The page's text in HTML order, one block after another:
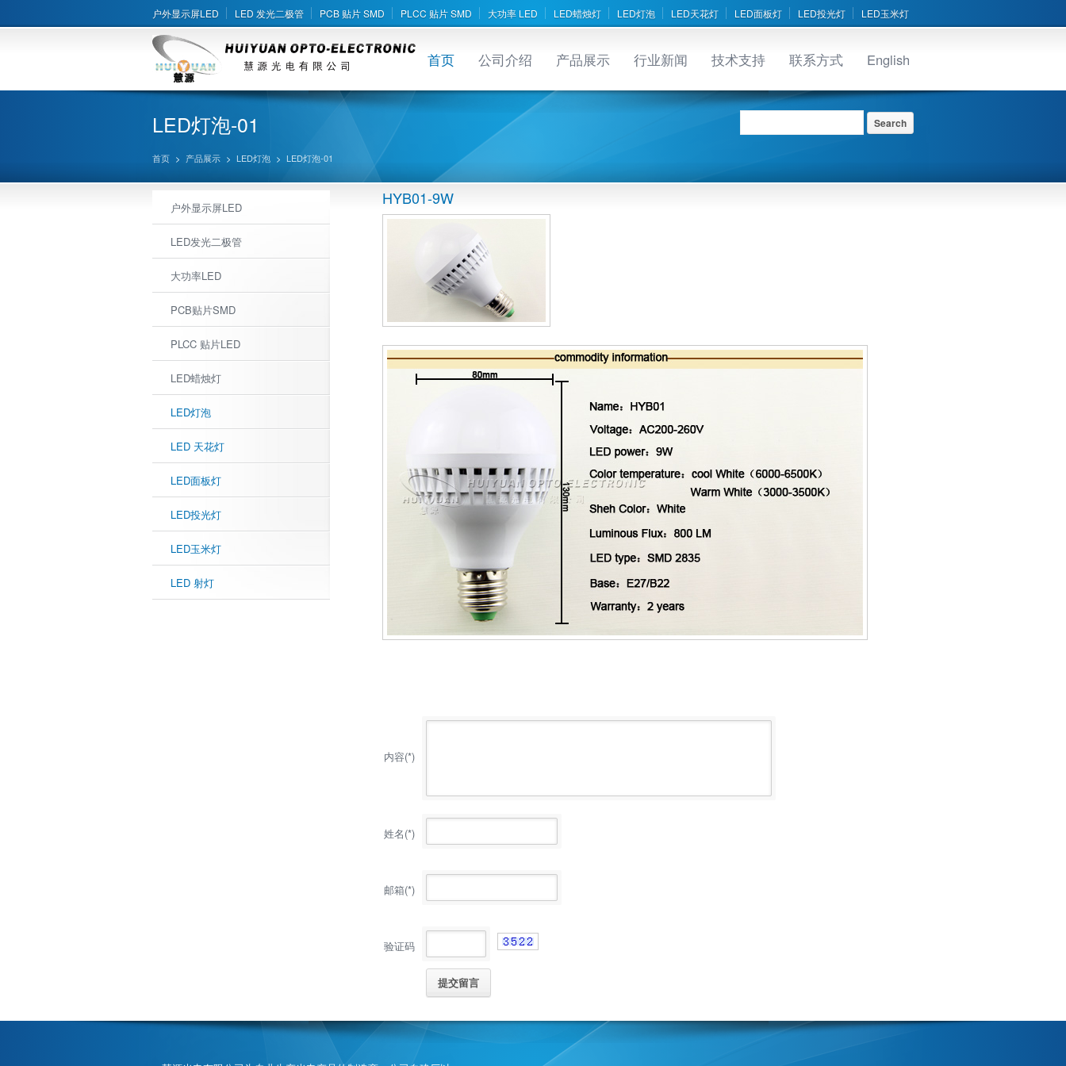
户外显示屏LED LED 发光二极管 PCB 贴片 SMD PLCC 贴片 SMD 大功率 LED LED蜡烛灯 LED灯泡 LED天花灯 LED面板灯 LED投光灯 LED玉米灯
首页 公司介绍 产品展示 行业新闻 技术支持 联系方式 English
LED灯泡-01
首页 > 产品展示 > LED灯泡 > LED灯泡-01
户外显示屏LED
LED发光二极管
大功率LED
PCB贴片SMD
PLCC 贴片LED
LED蜡烛灯
LED灯泡
LED 天花灯
LED面板灯
LED投光灯
LED玉米灯
LED 射灯
HYB01-9W
内容(*)
姓名(*)
邮箱(*)
验证码